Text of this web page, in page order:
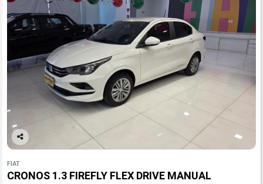
Co
arti
lhe
FIAT
CRONOS 1.3 FIREFLY FLEX DRIVE MANUAL